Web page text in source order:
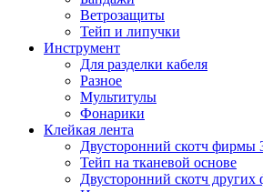
Ветрозащиты
Тейп и липучки
Инструмент
Для разделки кабеля
Разное
Мультитулы
Фонарики
Клейкая лента
Двусторонний скотч фирмы
Тейп на тканевой основе
Двусторонний скотч других